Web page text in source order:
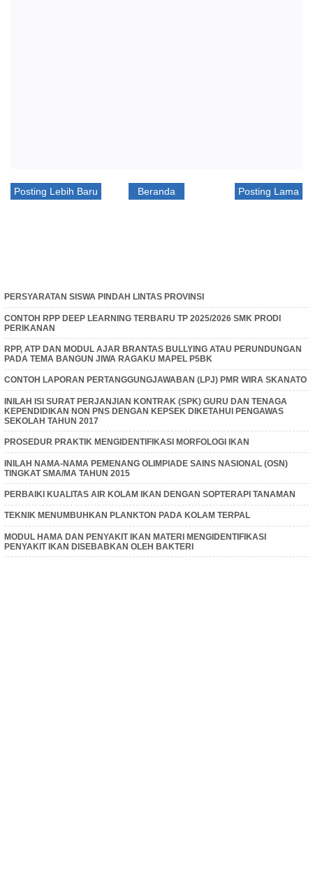
Posting Lebih Baru Posting Lama
Beranda
PERSYARATAN SISWA PINDAH LINTAS PROVINSI
CONTOH RPP DEEP LEARNING TERBARU TP 2025/2026 SMK PRODI
PERIKANAN
RPP, ATP DAN MODUL AJAR BRANTAS BULLYING ATAU PERUNDUNGAN
PADA TEMA BANGUN JIWA RAGAKU MAPEL P5BK
CONTOH LAPORAN PERTANGGUNGJAWABAN (LPJ) PMR WIRA SKANATO
INILAH ISI SURAT PERJANJIAN KONTRAK (SPK) GURU DAN TENAGA
KEPENDIDIKAN NON PNS DENGAN KEPSEK DIKETAHUI PENGAWAS
SEKOLAH TAHUN 2017
PROSEDUR PRAKTIK MENGIDENTIFIKASI MORFOLOGI IKAN
INILAH NAMA-NAMA PEMENANG OLIMPIADE SAINS NASIONAL (OSN)
TINGKAT SMA/MA TAHUN 2015
PERBAIKI KUALITAS AIR KOLAM IKAN DENGAN SOPTERAPI TANAMAN
TEKNIK MENUMBUHKAN PLANKTON PADA KOLAM TERPAL
MODUL HAMA DAN PENYAKIT IKAN MATERI MENGIDENTIFIKASI
PENYAKIT IKAN DISEBABKAN OLEH BAKTERI